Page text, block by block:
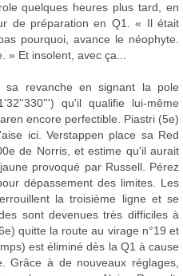
quelques heures plus tard, en
de préparation en Q1. « Il était
pourquoi, avance le néophyte.
Et insolent, avec ça...
revanche en signant la pole
qu'il qualifie lui-même
encore perfectible. Piastri (5e)
ici. Verstappen place sa Red
de Norris, et estime qu'il aurait
provoqué par Russell. Pérez
dépassement des limites. Les
la troisième ligne et se
sont devenues très difficiles à
quitte la route au virage n°19 et
est éliminé dès la Q1 à cause
Grâce à de nouveaux réglages,